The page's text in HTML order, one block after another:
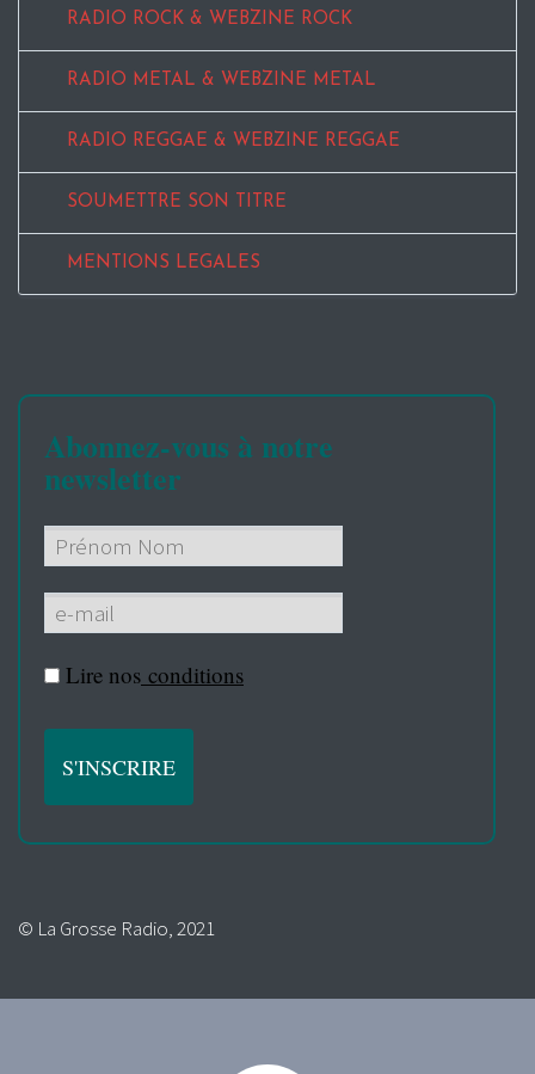
RADIO ROCK & WEBZINE ROCK
RADIO METAL & WEBZINE METAL
RADIO REGGAE & WEBZINE REGGAE
SOUMETTRE SON TITRE
MENTIONS LEGALES
Abonnez-vous à notre
newsletter
Lire nos conditions
© La Grosse Radio, 2021